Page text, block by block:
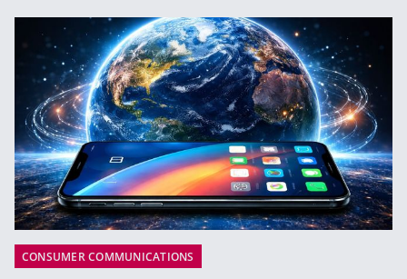
CONSUMER COMMUNICATIONS